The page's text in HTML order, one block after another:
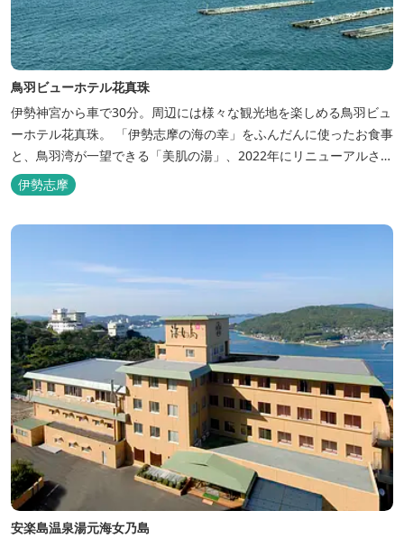
鳥羽ビューホテル花真珠
伊勢神宮から車で30分。周辺には様々な観光地を楽しめる鳥羽ビュ
ーホテル花真珠。 「伊勢志摩の海の幸」をふんだんに使ったお食事
と、鳥羽湾が一望できる「美肌の湯」、2022年にリニューアルされ
た客室で、五感から体と心を癒やします。 【お部屋】 近年リニュ
ーアルした過ごしやすいお部屋で、親子3世代で楽しめるお部屋に
なっております。 全室オーシャンビューで雄大な鳥羽湾を一望で
伊勢志摩
安楽島温泉湯元海女乃島